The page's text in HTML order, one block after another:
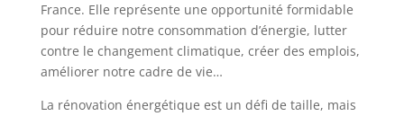
France. Elle représente une opportunité formidable
pour réduire notre consommation d’énergie, lutter
contre le changement climatique, créer des emplois,
améliorer notre cadre de vie…
La rénovation énergétique est un défi de taille, mais